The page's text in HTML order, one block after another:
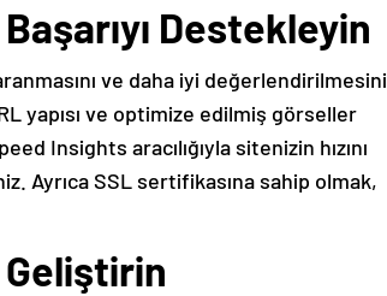
Destekleyin
ve daha iyi değerlendirilmesini
yapısı ve optimize edilmiş görseller
Insights aracılığıyla sitenizin hızını
Ayrıca SSL sertifikasına sahip olmak,
Geliştirin